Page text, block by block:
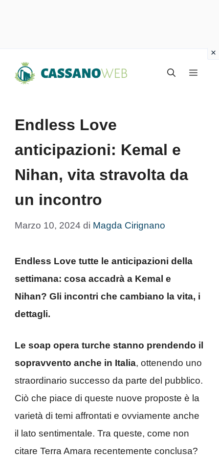
Menu
Endless Love
anticipazioni: Kemal e
Nihan, vita stravolta da
un incontro
Marzo 10, 2024 di Magda Cirignano
Endless Love tutte le anticipazioni della
settimana: cosa accadrà a Kemal e
Nihan? Gli incontri che cambiano la vita, i
dettagli.
Le soap opera turche stanno prendendo il
sopravvento anche in Italia, ottenendo uno
straordinario successo da parte del pubblico.
Ciò che piace di queste nuove proposte è la
varietà di temi affrontati e ovviamente anche
il lato sentimentale. Tra queste, come non
citare Terra Amara recentemente conclusa?